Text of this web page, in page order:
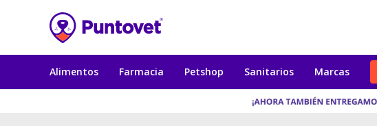
Alimentos Farmacia Petshop Sanitarios Marcas